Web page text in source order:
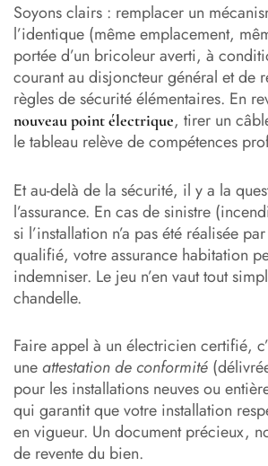
Soyons clairs : remplacer un
l’identique (même emplacement,
portée d’un bricoleur averti, à
courant au disjoncteur général et de
règles de sécurité élémentaires. En
nouveau point électrique, tirer un
le tableau relève de compétences
Et au-delà de la sécurité, il y a la
l’assurance. En cas de sinistre
si l’installation n’a pas été réalisée
qualifié, votre assurance habitation
indemniser. Le jeu n’en vaut tout
chandelle.
Faire appel à un électricien certifié,
uneattestation de conformité
pour les installations neuves ou
qui garantit que votre installation
en vigueur. Un document précieux,
de revente du bien.